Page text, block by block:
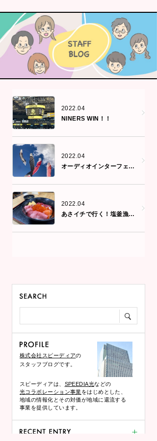
2022.04
NINERS WIN！！
2022.04
オーディオインターフェース
2022.04
あさイチで行く！塩釜漁港朝市の旅②
株式会社スピーディアの
スタッフブログです。
スピーディアは、 SPEEDIA光などの
光コラボレーション事業をはじめとした、
地域の情報化とその対価が地域に還流する
事業を提供しています。